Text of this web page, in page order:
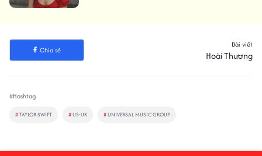
Chia sẻ
Bài viết
Hoài Thương
#Hashtag
#TAYLOR SWIFT #US-UK #UNIVERSAL MUSIC GROUP